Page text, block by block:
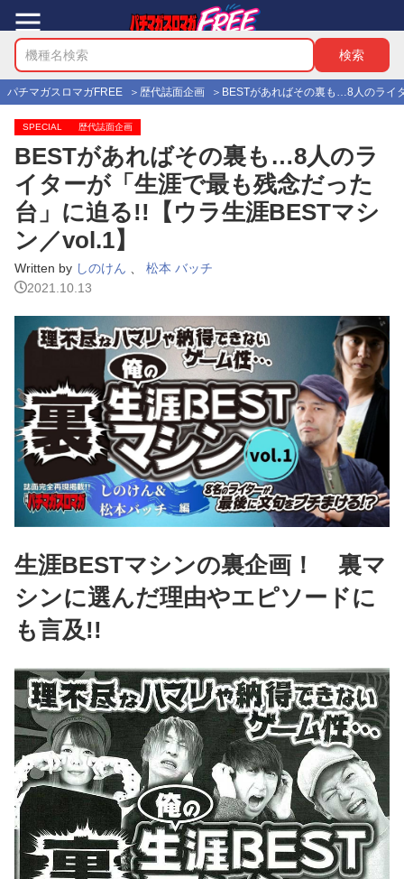
パチマガスロマガFREE 歴代誌面企画 BESTがあればその裏も…8人のライ
SPECIAL 歴代誌面企画
BESTがあればその裏も…8人のラ
イターが「生涯で最も残念だった
台」に迫る!!【ウラ生涯BESTマシ
ン／vol.1】
Written by しのけん
松本 バッチ
2021.10.13
生涯BESTマシンの裏企画！ 裏マ
シンに選んだ理由やエピソードに
も言及!!